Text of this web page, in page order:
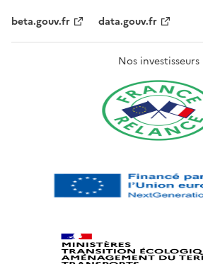
beta.gouv.fr
data.gouv.fr
Nos investisseurs